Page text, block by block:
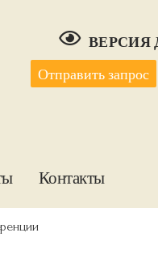
ВЕРСИЯ
Отправить запрос
Контакты